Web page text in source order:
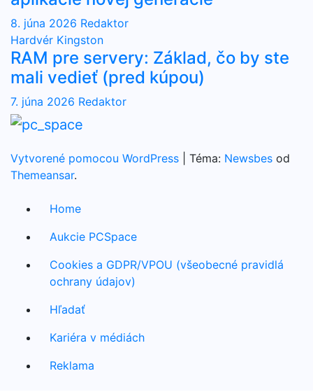
8. júna 2026 Redaktor
Hardvér Kingston
RAM pre servery: Základ, čo by ste
mali vedieť (pred kúpou)
7. júna 2026 Redaktor
Vytvorené pomocou WordPress Téma: Newsbes od
Themeansar.
Home
Aukcie PCSpace
Cookies a GDPR/VPOU (všeobecné pravidlá
ochrany údajov)
Hľadať
Kariéra v médiách
Reklama